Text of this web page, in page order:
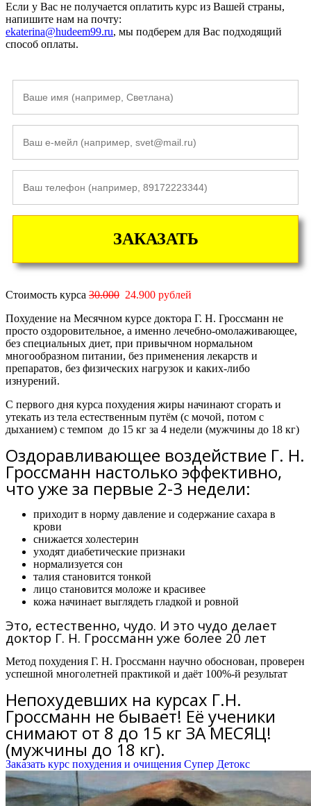
Если у Вас не получается оплатить курс из Вашей страны,
напишите нам на почту:
ekaterina@hudeem99.ru, мы подберем для Вас подходящий
способ оплаты.
ЗАКАЗАТЬ
Стоимость курса 30.000 24.900 рублей
Похудение на Месячном курсе доктора Г. Н. Гроссманн не
просто оздоровительное, а именно лечебно-омолаживающее,
без специальных диет, при привычном нормальном
многообразном питании, без применения лекарств и
препаратов, без физических нагрузок и каких-либо
изнурений.
С первого дня курса похудения жиры начинают сгорать и
утекать из тела естественным путём (с мочой, потом с
дыханием) с темпом до 15 кг за 4 недели (мужчины до 18 кг)
Оздоравливающее воздействие Г. Н.
Гроссманн настолько эффективно,
что уже за первые 2-3 недели:
приходит в норму давление и содержание сахара в
крови
снижается холестерин
уходят диабетические признаки
нормализуется сон
талия становится тонкой
лицо становится моложе и красивее
кожа начинает выглядеть гладкой и ровной
Это, естественно, чудо. И это чудо делает
доктор Г. Н. Гроссманн уже более 20 лет
Метод похудения Г. Н. Гроссманн научно обоснован, проверен
успешной многолетней практикой и даёт 100%-й результат
Непохудевших на курсах Г.Н.
Гроссманн не бывает! Её ученики
снимают от 8 до 15 кг ЗА МЕСЯЦ!
(мужчины до 18 кг).
Заказать курс похудения и очищения Супер Детокс